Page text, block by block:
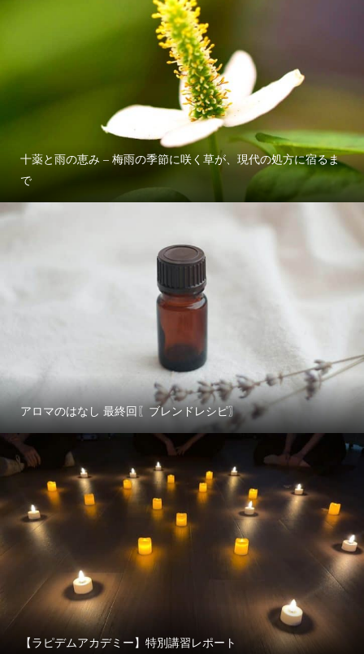
十薬と雨の恵み – 梅雨の季節に咲く草が、現代の処方に宿るま
で
アロマのはなし 最終回〖ブレンドレシピ〗
【ラピデムアカデミー】特別講習レポート